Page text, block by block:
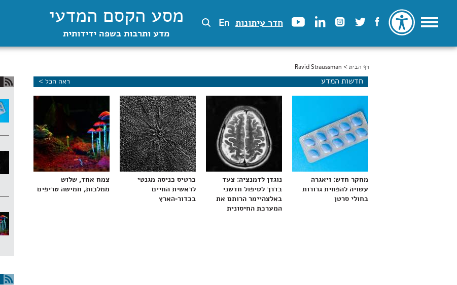
חדר עיתונות En מסע הקסם המדעי
מדע ותרבות בשפה ידידותית
הינך נמצא כאן
דף הבית > Ravid Straussman
חדשות המדע ראה הכל >
מחקר חדש: ויאגרה
עשויה להפחית גרורות
בחולי סרטן
נוגדן לדמנציה: צעד
בדרך לטיפול חדשני
באלצהיימר הרותם את
המערכת החיסונית
כרטיס כניסה מגנטי
לראשית החיים
בכדור-הארץ
צמח אחד, שלוש
ממלכות, חמישה טריפים